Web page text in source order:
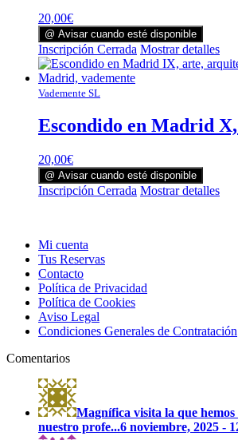
20,00€
@ Avisar cuando esté disponible
Inscripción Cerrada Mostrar detalles
Vademente SL
Escondido en Madrid
20,00€
@ Avisar cuando esté disponible
Inscripción Cerrada Mostrar detalles
Mi cuenta
Tus Reservas
Contacto
Política de Privacidad
Política de Cookies
Aviso Legal
Condiciones Generales de Contratación
Comentarios
Magnífica visita la que hemos
nuestro profe...6 noviembre, 2025 -